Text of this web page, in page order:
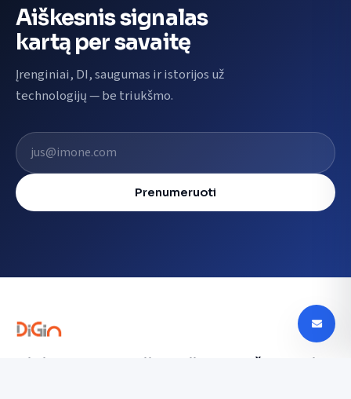
Aiškesnis signalas
kartą per savaitę
Įrenginiai, DI, saugumas ir istorijos už
technologijų — be triukšmo.
El. pašto adresas
Prenumeruoti
Digin - Technologijų naujienos, apžvalgos ir